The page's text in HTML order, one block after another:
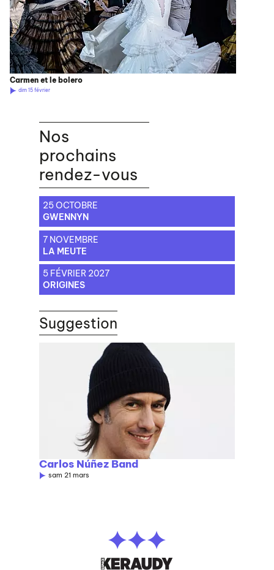
Carmen et le bolero
dim 15 février
Nos
prochains
rendez-vous
25 OCTOBRE
GWENNYN
7 NOVEMBRE
LA MEUTE
5 FÉVRIER 2027
ORIGINES
Suggestion
Carlos Núñez Band
sam 21 mars